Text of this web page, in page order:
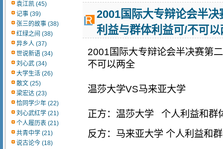
袁江凯 (45)
记事 (39)
张三的故事 (38)
红绿之间 (38)
异乡人 (37)
世说新语 (34)
刘心武 (34)
大学生活 (26)
散文 (25)
梁宏达 (23)
恰同学少年 (22)
刘心武红学 (21)
个人履历表 (21)
共青中学 (21)
说古论今 (18)
2001国际大专辩论会半
利益与群体利益可/不可以
2001国际大专辩论会半决赛第
不可以两全
温莎大学VS马来亚大学
正方：温莎大学 个人利益和群
反方：马来亚大学 个人利益和